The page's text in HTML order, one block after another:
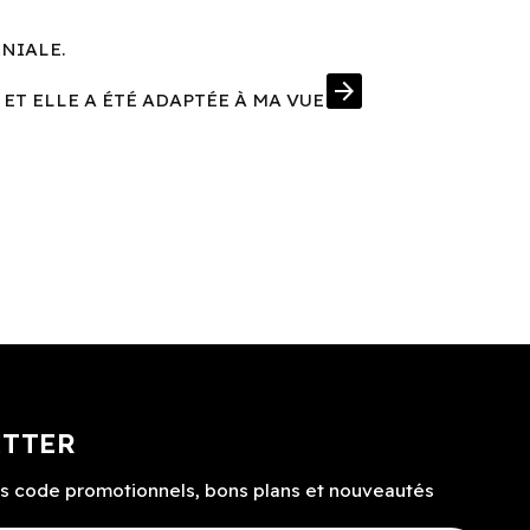
ELLE A ÉTÉ ADAPTÉE À MA VUE arrow_forward
code promotionnels, bons plans et nouveautés